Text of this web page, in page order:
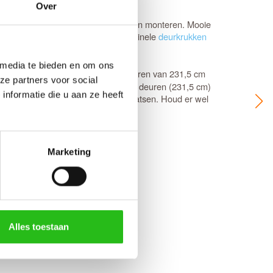
Over
te bieden en om ons
partners voor social
die u aan ze heeft
Marketing
Alles toestaan
je nieuwe deur direct te kunnen monteren. Mooie
of kies voor origineledeurkrukken
(89 mm)
. Bij deuren van 231,5 cm
resultaat? Dan is het bij de hoge deuren (231,5 cm)
je ze eenvoudig zelf kunt plaatsen. Houd er wel
chat service.
tussen 08:00 en 22:00 uur).